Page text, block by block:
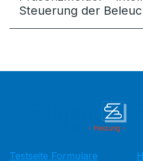
Steuerung der
Testseite Formulare